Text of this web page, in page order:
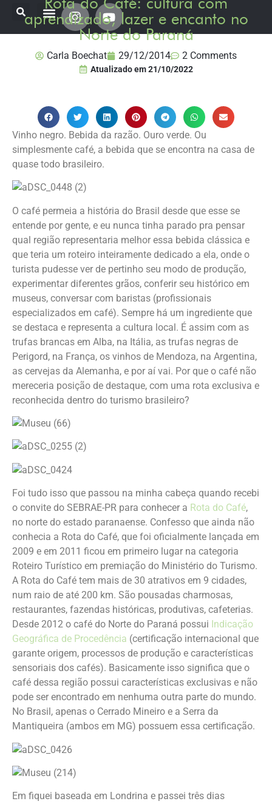
aprendizado, lazer e encanto no
Norte do Paraná
Carla Boechat 29/12/2014 2 Comments
Atualizado em21/10/2022
Vinho negro. Bebida da razão. Ouro verde. Ou
simplesmente café, a bebida que se encontra na casa de
quase todo brasileiro.
O café permeia a história do Brasil desde que esse se
entende por gente, e eu nunca tinha parado pra pensar
qual região representaria melhor essa bebida clássica e
que teria um roteiro inteiramente dedicado a ela, onde o
turista pudesse ver de pertinho seu modo de produção,
experimentar diferentes grãos, conferir seu histórico em
museus, conversar com baristas (profissionais
especializados em café). Sempre há um ingrediente que
se destaca e representa a cultura local. É assim com as
trufas brancas em Alba, na Itália, as trufas negras de
Perigord, na França, os vinhos de Mendoza, na Argentina,
as cervejas da Alemanha, e por aí vai. Por que o café não
mereceria posição de destaque, com uma rota exclusiva e
reconhecida dentro do turismo brasileiro?
Foi tudo isso que passou na minha cabeça quando recebi
o convite do SEBRAE-PR para conhecer a Rota do Café,
no norte do estado paranaense. Confesso que ainda não
conhecia a Rota do Café, que foi oficialmente lançada em
2009 e em 2011 ficou em primeiro lugar na categoria
Roteiro Turístico em premiação do Ministério do Turismo.
A Rota do Café tem mais de 30 atrativos em 9 cidades,
num raio de até 200 km. São pousadas charmosas,
restaurantes, fazendas históricas, produtivas, cafeterias.
Desde 2012 o café do Norte do Paraná possui Indicação
Geográfica de Procedência (certificação internacional que
garante origem, processos de produção e características
sensoriais dos cafés). Basicamente isso significa que o
café dessa região possui características exclusivas e não
pode ser encontrado em nenhuma outra parte do mundo.
No Brasil, apenas o Cerrado Mineiro e a Serra da
Mantiqueira (ambos em MG) possuem essa certificação.
Em fiquei baseada em Londrina e passei três dias